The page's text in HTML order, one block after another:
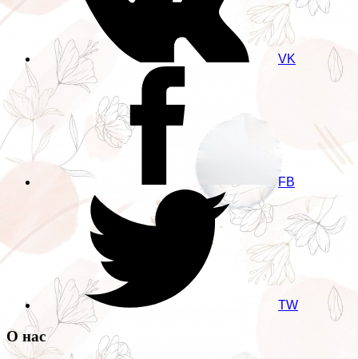
VK
FB
TW
О нас